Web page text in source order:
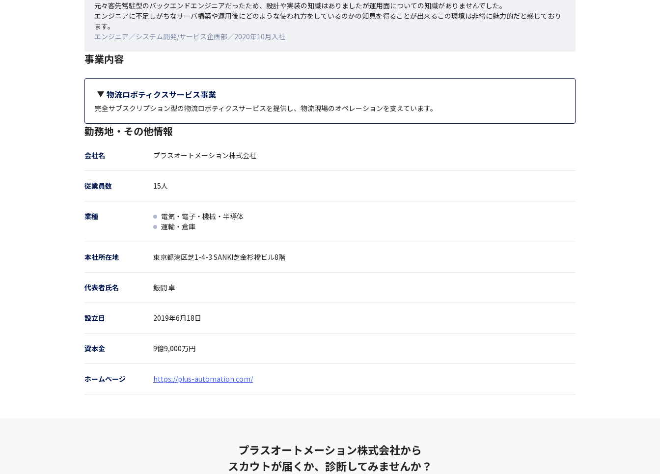
元々客先常駐型のバックエンドエンジニアだったため、設計や実装の知識はありましたが運用面についての知識がありませんでした。
エンジニアに不足しがちなサーバ構築や運用後にどのような使われ方をしているのかの知見を得ることが出来るこの環境は非常に魅力的だと感じており
ます。
エンジニア／システム開発/サービス企画部／2020年10月入社
事業内容
物流ロボティクスサービス事業
完全サブスクリプション型の物流ロボティクスサービスを提供し、物流現場のオペレーションを支えています。
勤務地・その他情報
会社名 プラスオートメーション株式会社
従業員数 15人
業種
電気・電子・機械・半導体
運輸・倉庫
本社所在地 東京都港区芝1-4-3 SANKI芝金杉橋ビル8階
代表者氏名 飯間 卓
設立日 2019年6月18日
資本金 9億9,000万円
ホームページ https://plus-automation.com/
プラスオートメーション株式会社から
スカウトが届くか、診断してみませんか？